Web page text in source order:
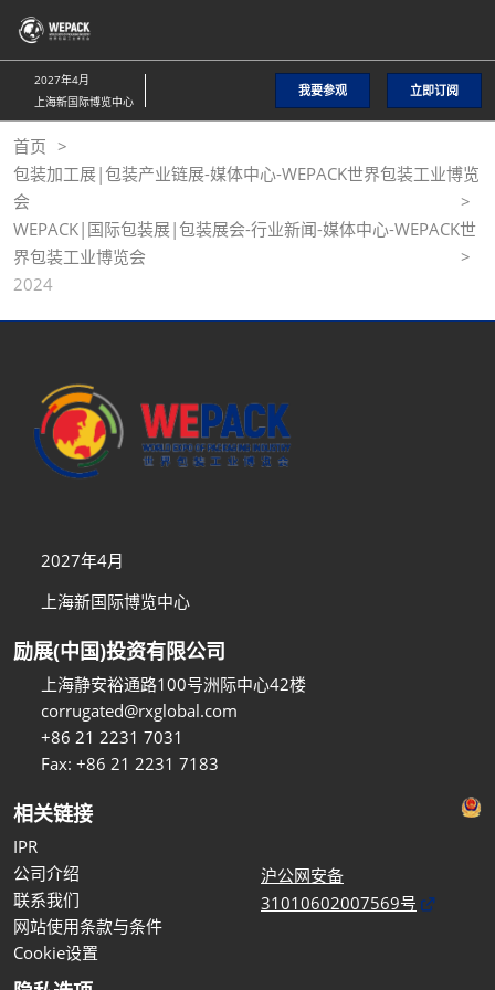
直
接
跳
至
内
容
2027年4月
上海新国际博览中心
我要参观 立即订阅
首页
包装加工展|包装产业链展-媒体中心-WEPACK世界包装工业博览
会
WEPACK|国际包装展|包装展会-行业新闻-媒体中心-WEPACK世
界包装工业博览会
2024
2027年4月
上海新国际博览中心
励展(中国)投资有限公司
上海静安裕通路100号洲际中心42楼
corrugated@rxglobal.com
+86 21 2231 7031
Fax: +86 21 2231 7183
相关链接
IPR
公司介绍
联系我们
网站使用条款与条件
Cookie设置
沪公网安备
31010602007569号